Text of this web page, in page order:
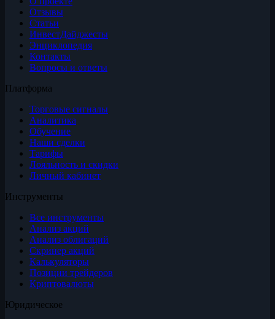
Отзывы
Статьи
ИнвестДайджесты
Энциклопедия
Контакты
Вопросы и ответы
Платформа
Торговые сигналы
Аналитика
Обучение
Наши сделки
Тарифы
Лояльность и скидки
Личный кабинет
Инструменты
Все инструменты
Анализ акций
Анализ облигаций
Скринер акций
Калькуляторы
Позиции трейдеров
Криптовалюты
Юридическое